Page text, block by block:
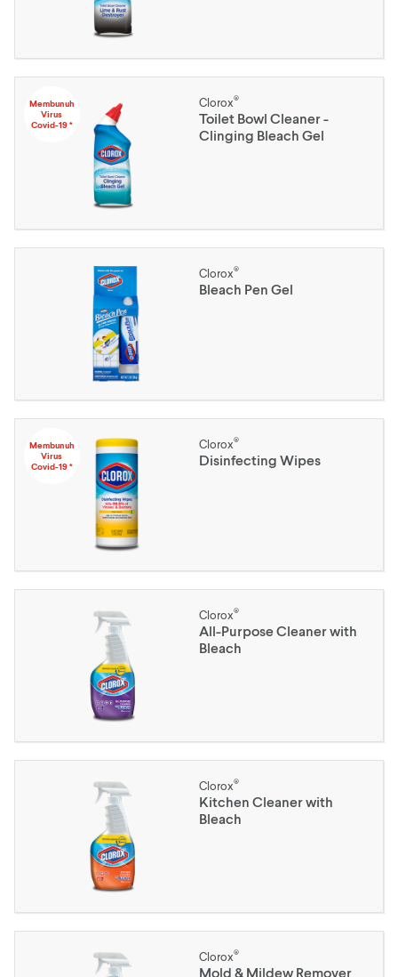
Membunuh
Virus
Covid-19 *
Clorox®
Toilet Bowl Cleaner -
Clinging Bleach Gel
Clorox®
Bleach Pen Gel
Membunuh
Virus
Covid-19 *
Clorox®
Disinfecting Wipes
Clorox®
All-Purpose Cleaner with
Bleach
Clorox®
Kitchen Cleaner with
Bleach
Clorox®
Mold & Mildew Remover